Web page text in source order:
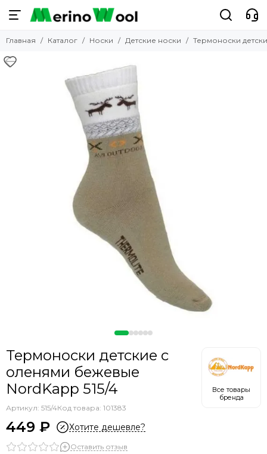
Носки
Горнолыжные
Мужские носки
Женские носки
Детские носки
Водонепроницаемые
Прикольные носки
Главная Каталог Носки Детские носки Термоноски
Термоноски детские с
оленями бежевые
NordKapp 515/4
Артикул: 515/4Код товара: 101383
449 ₽ Хотите дешевле?
Все товары
бренда
Оставить отзыв